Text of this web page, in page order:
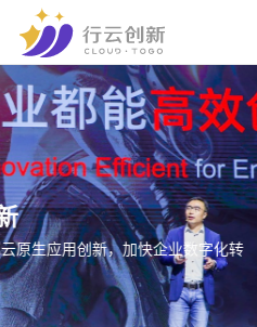
让企业都能高效创新
让传统应用研发人员快速实现云
型。
了解详情